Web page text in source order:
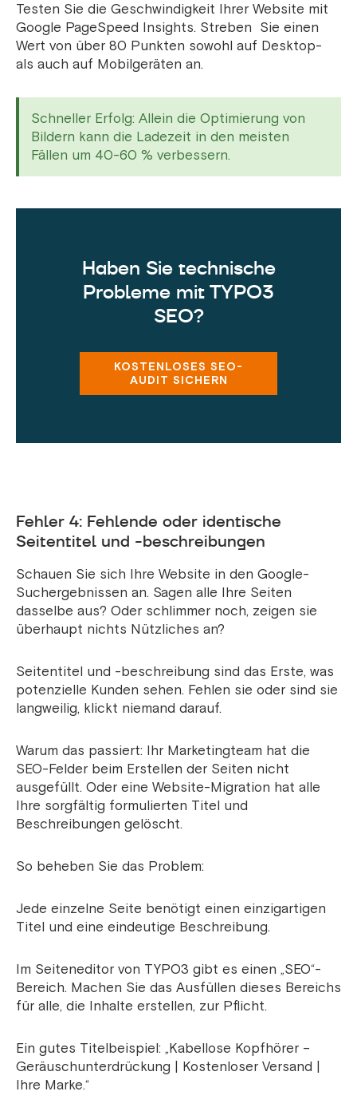
Testen Sie die Geschwindigkeit Ihrer Website mit
Google PageSpeed ​​Insights. Streben Sie einen
Wert von über 80 Punkten sowohl auf Desktop-
als auch auf Mobilgeräten an.
Schneller Erfolg: Allein die Optimierung von
Bildern kann die Ladezeit in den meisten
Fällen um 40-60 % verbessern.
Haben Sie technische
Probleme mit TYPO3
SEO?
KOSTENLOSES SEO-
AUDIT SICHERN
Fehler 4: Fehlende oder identische
Seitentitel und -beschreibungen
Schauen Sie sich Ihre Website in den Google-
Suchergebnissen an. Sagen alle Ihre Seiten
dasselbe aus? Oder schlimmer noch, zeigen sie
überhaupt nichts Nützliches an?
Seitentitel und -beschreibung sind das Erste, was
potenzielle Kunden sehen. Fehlen sie oder sind sie
langweilig, klickt niemand darauf.
Warum das passiert: Ihr Marketingteam hat die
SEO-Felder beim Erstellen der Seiten nicht
ausgefüllt. Oder eine Website-Migration hat alle
Ihre sorgfältig formulierten Titel und
Beschreibungen gelöscht.
So beheben Sie das Problem:
Jede einzelne Seite benötigt einen einzigartigen
Titel und eine eindeutige Beschreibung.
Im Seiteneditor von TYPO3 gibt es einen „SEO“-
Bereich. Machen Sie das Ausfüllen dieses Bereichs
für alle, die Inhalte erstellen, zur Pflicht.
Ein gutes Titelbeispiel: „Kabellose Kopfhörer –
Geräuschunterdrückung | Kostenloser Versand |
Ihre Marke.“